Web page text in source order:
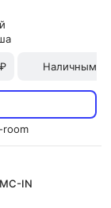
Наличными
room
IN